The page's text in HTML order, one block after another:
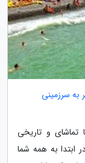
به سرزمینی
تماشای و تاریخی
ابتدا به همه شما